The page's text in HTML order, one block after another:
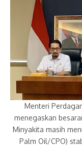
Menteri
menegaskan
Minyakita masih
Palm Oil/CPO)